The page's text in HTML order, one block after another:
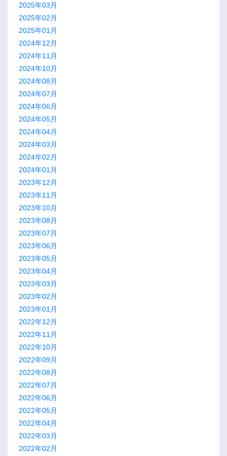
2025年03月
2025年02月
2025年01月
2024年12月
2024年11月
2024年10月
2024年08月
2024年07月
2024年06月
2024年05月
2024年04月
2024年03月
2024年02月
2024年01月
2023年12月
2023年11月
2023年10月
2023年08月
2023年07月
2023年06月
2023年05月
2023年04月
2023年03月
2023年02月
2023年01月
2022年12月
2022年11月
2022年10月
2022年09月
2022年08月
2022年07月
2022年06月
2022年05月
2022年04月
2022年03月
2022年02月